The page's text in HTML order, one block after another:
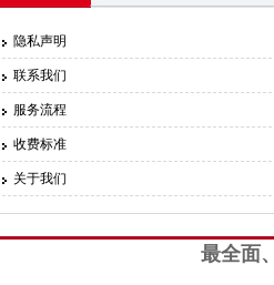
隐私声明
联系我们
服务流程
收费标准
关于我们
最全面